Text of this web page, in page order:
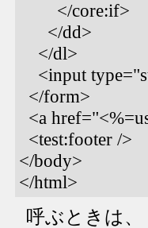
</core:if>
</dd>
</dl>
<input
</form>
<a
<test:footer />
</body>
</html>
呼ぶときは、